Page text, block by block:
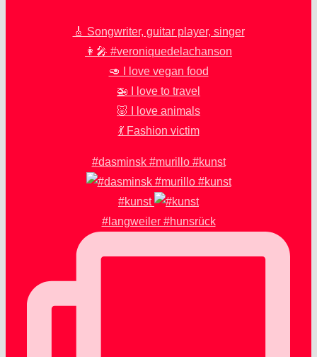
🎸 Songwriter, guitar player, singer
👩‍🎤 #veroniquedelachanson
🥑 I love vegan food
🚁 I love to travel
🐷 I love animals
💃 Fashion victim
#dasminsk #murillo #kunst
#kunst
#langweiler #hunsrück